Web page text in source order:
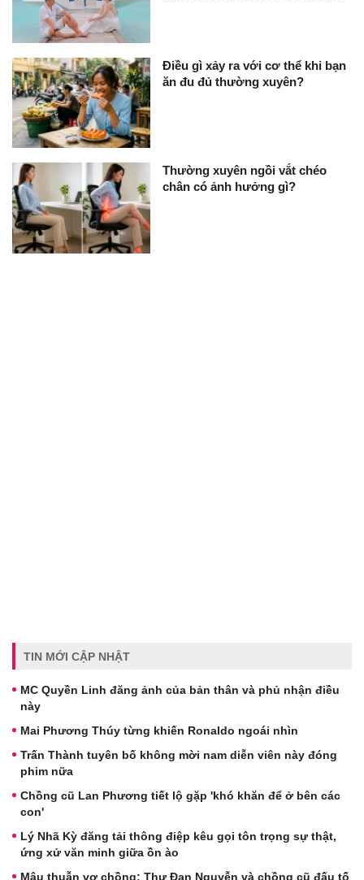
Điều gì xảy ra với cơ thể khi bạn
ăn đu đủ thường xuyên?
Thường xuyên ngồi vắt chéo
chân có ảnh hưởng gì?
TIN MỚI CẬP NHẬT
MC Quyền Linh đăng ảnh của bản thân và phủ nhận điều
này
Mai Phương Thúy từng khiến Ronaldo ngoái nhìn
Trấn Thành tuyên bố không mời nam diễn viên này đóng
phim nữa
Chồng cũ Lan Phương tiết lộ gặp 'khó khăn để ở bên các
con'
Lý Nhã Kỳ đăng tải thông điệp kêu gọi tôn trọng sự thật,
ứng xử văn minh giữa ồn ào
Mâu thuẫn vợ chồng: Thư Đan Nguyễn và chồng cũ đấu tố